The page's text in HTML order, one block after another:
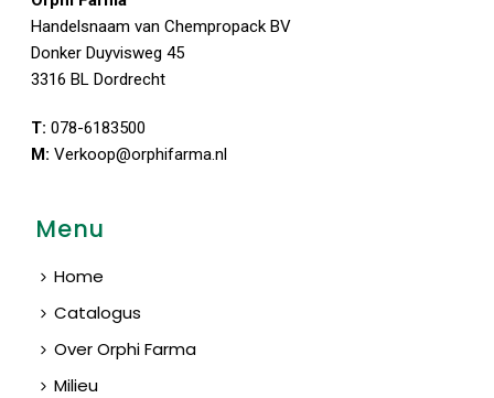
Handelsnaam van Chempropack BV
Donker Duyvisweg 45
3316 BL Dordrecht
T: 078-6183500
M: Verkoop@orphifarma.nl
Menu
Home
Catalogus
Over Orphi Farma
Milieu